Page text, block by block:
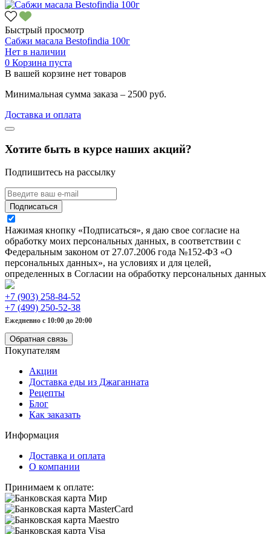
Быстрый просмотр
Сабжи масала Bestofindia 100г
Нет в наличии
0 Корзина пуста
В вашей корзине нет товаров
Минимальная сумма заказа – 2500 руб.
Доставка и оплата
Хотите быть в курсе наших акций?
Подпишитесь на рассылку
Подписаться
Нажимая кнопку «Подписаться», я даю свое согласие на
обработку моих персональных данных, в соответствии с
Федеральным законом от 27.07.2006 года №152-ФЗ «О
персональных данных», на условиях и для целей,
определенных в Согласии на обработку персональных данных
+7 (903) 258-84-52
+7 (499) 250-52-38
Ежедневно с 10:00 до 20:00
Обратная связь
Покупателям
Акции
Доставка еды из Джаганната
Рецепты
Блог
Как заказать
Информация
Доставка и оплата
О компании
Принимаем к оплате: